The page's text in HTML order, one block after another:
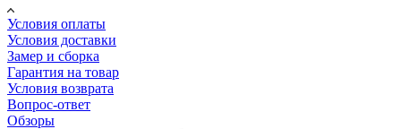
Условия оплаты
Условия доставки
Замер и сборка
Гарантия на товар
Условия возврата
Вопрос-ответ
Обзоры